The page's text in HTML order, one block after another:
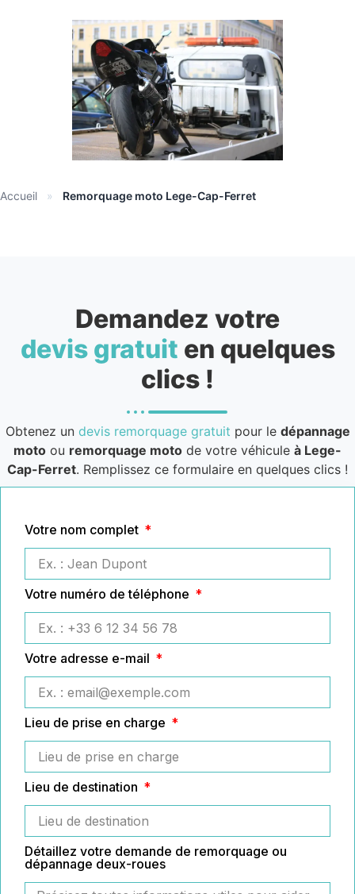
Accueil » Remorquage moto Lege-Cap-Ferret
Demandez votre
devis gratuit en quelques
clics !
Obtenez un devis remorquage gratuit pour le dépannage
moto ou remorquage moto de votre véhicule à Lege-
Cap-Ferret. Remplissez ce formulaire en quelques clics !
Votre nom complet
Votre numéro de téléphone
Votre adresse e-mail
Lieu de prise en charge
Lieu de destination
Détaillez votre demande de remorquage ou
dépannage deux-roues